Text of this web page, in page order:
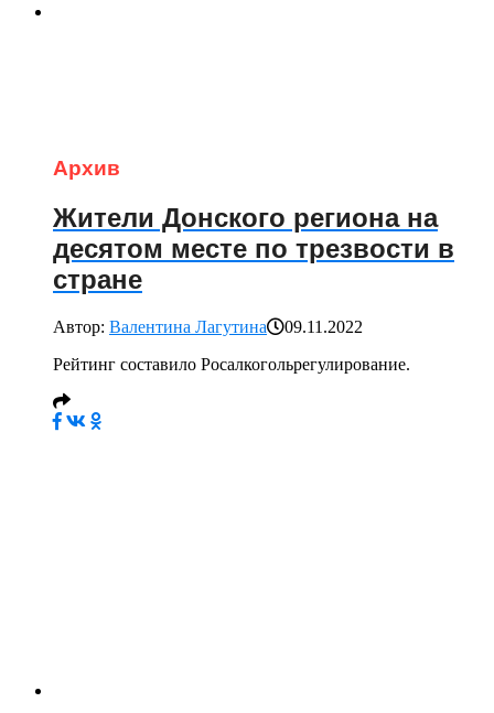
Архив
Жители Донского региона на
десятом месте по трезвости в
стране
Автор: Валентина Лагутина
09.11.2022
Рейтинг составило Росалкогольрегулирование.